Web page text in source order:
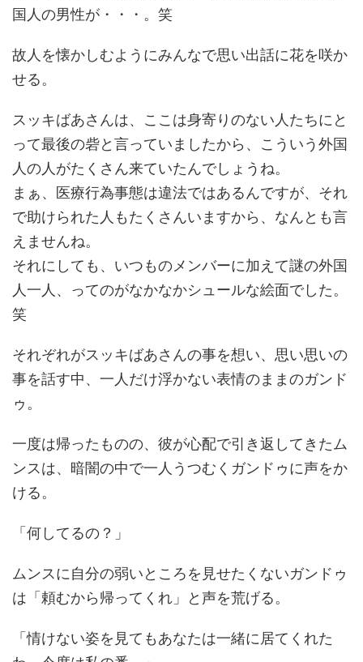
国人の男性が・・・。笑
故人を懐かしむようにみんなで思い出話に花を咲か
せる。
スッキばあさんは、ここは身寄りのない人たちにと
って最後の砦と言っていましたから、こういう外国
人の人がたくさん来ていたんでしょうね。
まぁ、医療行為事態は違法ではあるんですが、それ
で助けられた人もたくさんいますから、なんとも言
えませんね。
それにしても、いつものメンバーに加えて謎の外国
人一人、ってのがなかなかシュールな絵面でした。
笑
それぞれがスッキばあさんの事を想い、思い思いの
事を話す中、一人だけ浮かない表情のままのガンド
ゥ。
一度は帰ったものの、彼が心配で引き返してきたム
ンスは、暗闇の中で一人うつむくガンドゥに声をか
ける。
「何してるの？」
ムンスに自分の弱いところを見せたくないガンドゥ
は「頼むから帰ってくれ」と声を荒げる。
「情けない姿を見てもあなたは一緒に居てくれた